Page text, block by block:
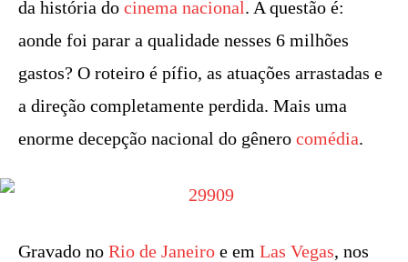
da história do cinema nacional. A questão é:
aonde foi parar a qualidade nesses 6 milhões
gastos? O roteiro é pífio, as atuações arrastadas e
a direção completamente perdida. Mais uma
enorme decepção nacional do gênero comédia.
Gravado no Rio de Janeiro e em Las Vegas, nos